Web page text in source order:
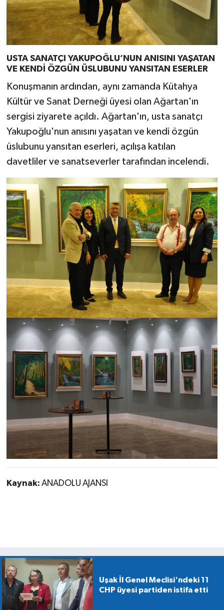
USTA SANATÇI YAKUPOĞLU’NUN ANISINI YAŞATAN
VE KENDİ ÖZGÜN ÜSLUBUNU YANSITAN ESERLER
Konuşmanın ardından, aynı zamanda Kütahya
Kültür ve Sanat Derneği üyesi olan Ağartan'ın
sergisi ziyarete açıldı. Ağartan'ın, usta sanatçı
Yakupoğlu'nun anısını yaşatan ve kendi özgün
üslubunu yansıtan eserleri, açılışa katılan
davetliler ve sanatseverler tarafından incelendi.
Kaynak: ANADOLU AJANSI
Uşak İl Genel Meclisi'ndeki 11
CHP üyesi partiden istifa etti